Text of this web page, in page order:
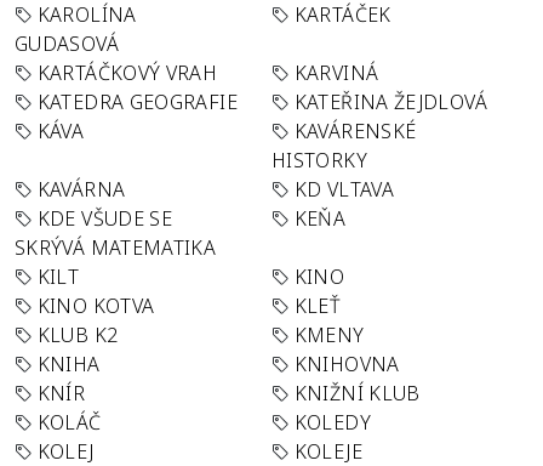
KAROLÍNA
GUDASOVÁ
KARTÁČEK
KARTÁČKOVÝ VRAH
KARVINÁ
KATEDRA GEOGRAFIE
KATEŘINA ŽEJDLOVÁ
KÁVA
KAVÁRENSKÉ
HISTORKY
KAVÁRNA
KD VLTAVA
KDE VŠUDE SE
SKRÝVÁ MATEMATIKA
KEŇA
KILT
KINO
KINO KOTVA
KLEŤ
KLUB K2
KMENY
KNIHA
KNIHOVNA
KNÍR
KNIŽNÍ KLUB
KOLÁČ
KOLEDY
KOLEJ
KOLEJE